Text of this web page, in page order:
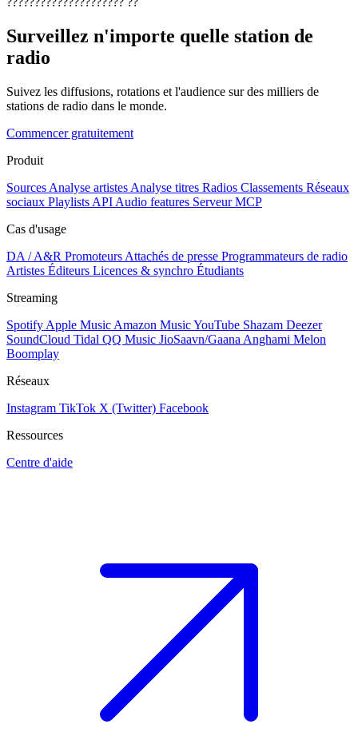
Surveillez n'importe quelle station de
radio
Suivez les diffusions, rotations et l'audience sur des milliers de
stations de radio dans le monde.
Commencer gratuitement
Produit
Sources Analyse artistes Analyse titres Radios Classements Réseaux
sociaux Playlists API Audio features Serveur MCP
Cas d'usage
DA / A&R Promoteurs Attachés de presse Programmateurs de radio
Artistes Éditeurs Licences & synchro Étudiants
Streaming
Spotify Apple Music Amazon MusicYouTube Shazam Deezer
SoundCloud Tidal QQ Music JioSaavn/Gaana Anghami Melon
Boomplay
Réseaux
Instagram TikTok X (Twitter) Facebook
Ressources
Centre d'aide